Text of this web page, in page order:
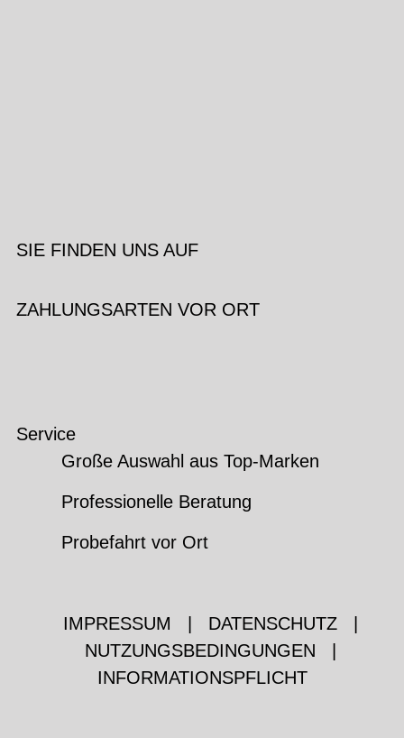
SIE FINDEN UNS AUF
ZAHLUNGSARTEN VOR ORT
Service
Große Auswahl aus Top-Marken
Professionelle Beratung
Probefahrt vor Ort
IMPRESSUM DATENSCHUTZ
NUTZUNGSBEDINGUNGEN
INFORMATIONSPFLICHT